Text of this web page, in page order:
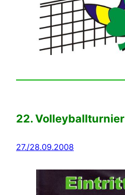
22. Volleyballturnier
27./28.09.2008